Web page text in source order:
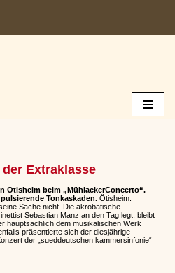
Extraklasse
Ötisheim beim „MühlackerConcerto“.
Tonkaskaden. Ötisheim.
Sache nicht. Die akrobatische
Sebastian Manz an den Tag legt, bleibt
hauptsächlich dem musikalischen Werk
präsentierte sich der diesjährige
der „sueddeutschen kammersinfonie“